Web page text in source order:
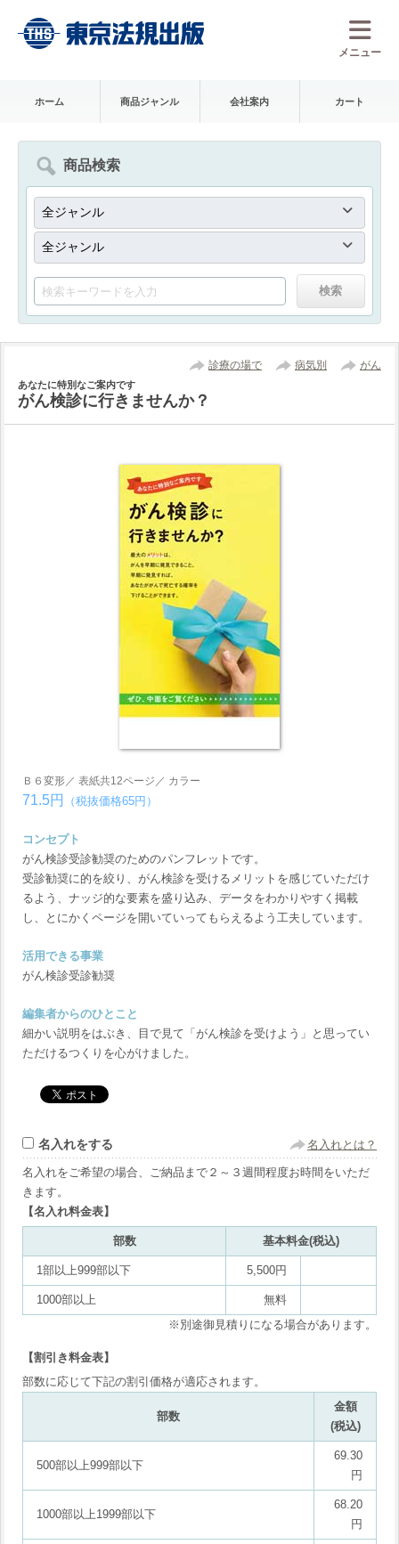
メニュー
ホーム 商品ジャンル 会社案内 カート
商品検索
診療の場で 病気別 がん
あなたに特別なご案内です
がん検診に行きませんか？
Ｂ６変形／ 表紙共12ページ／ カラー
71.5円 （税抜価格65円）
コンセプト
がん検診受診勧奨のためのパンフレットです。
受診勧奨に的を絞り、がん検診を受けるメリットを感じていただけ
るよう、ナッジ的な要素を盛り込み、データをわかりやすく掲載
し、とにかくページを開いていってもらえるよう工夫しています。
活用できる事業
がん検診受診勧奨
編集者からのひとこと
細かい説明をはぶき、目で見て「がん検診を受けよう」と思ってい
ただけるつくりを心がけました。
名入れをする 名入れとは？
名入れをご希望の場合、ご納品まで２～３週間程度お時間をいただ
きます。
【名入れ料金表】
部数 基本料金(税込)
1部以上999部以下 5,500円
1000部以上
無料
※別途御見積りになる場合があります。
【割引き料金表】
部数に応じて下記の割引価格が適応されます。
部数
金額
(税込)
500部以上999部以下
69.30
円
1000部以上1999部以下
68.20
円